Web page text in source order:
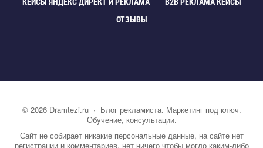
ОТЗЫВЫ
© 2026 Dramtezi.ru· Блог рекламиста. Маркетинг под ключ.
Обучение, консультации.
Сайт не собирает никакие персональные данные, на сайте нет
регистрации и комментариев, нет ничего чтобы могло каким-либо